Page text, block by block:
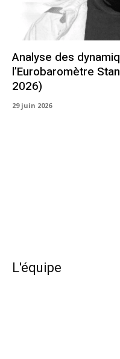
Analyse des
l’Eurobaromètre
2026)
29 juin 2026
L'équipe